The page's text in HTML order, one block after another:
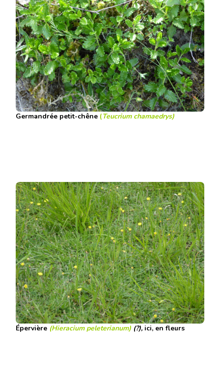
Germandrée petit-chêne (Teucrium chamaedrys)
Épervière (Hieracium peleterianum) (?), ici, en fleurs